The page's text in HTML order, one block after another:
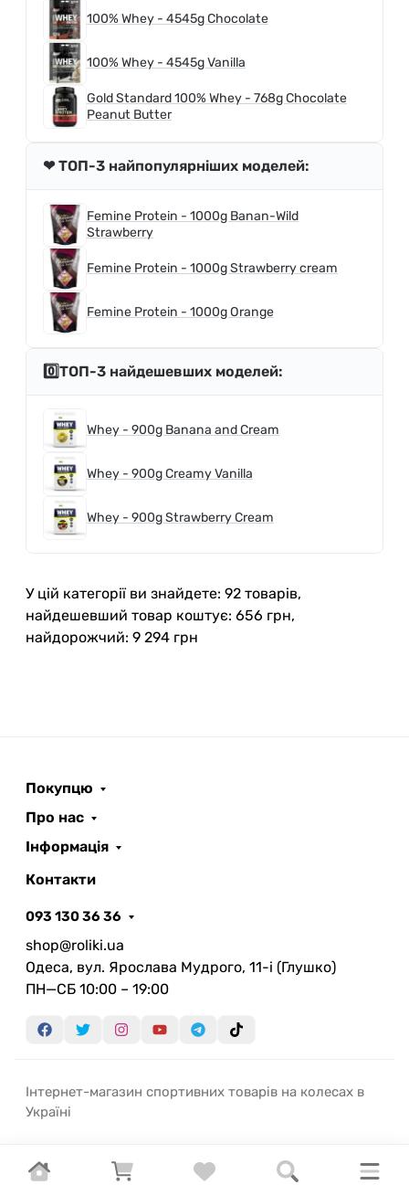
100% Whey - 4545g Chocolate
100% Whey - 4545g Vanilla
Gold Standard 100% Whey - 768g Chocolate
Peanut Butter
❤ ТОП-3 найпопулярніших моделей:
Femine Protein - 1000g Banan-Wild
Strawberry
Femine Protein - 1000g Strawberry cream
Femine Protein - 1000g Orange
0️⃣ТОП-3 найдешевших моделей:
Whey - 900g Banana and Cream
Whey - 900g Creamy Vanilla
Whey - 900g Strawberry Cream
У цій категорії ви знайдете: 92 товарів,
найдешевший товар коштує: 656 грн,
найдорожчий: 9 294 грн
Покупцю
Про нас
Інформація
Контакти
093 130 36 36
shop@roliki.ua
Одеса, вул. Ярослава Мудрого, 11-i (Глушко)
ПН—СБ 10:00 – 19:00
Інтернет-магазин спортивних товарів на колесах в
Україні